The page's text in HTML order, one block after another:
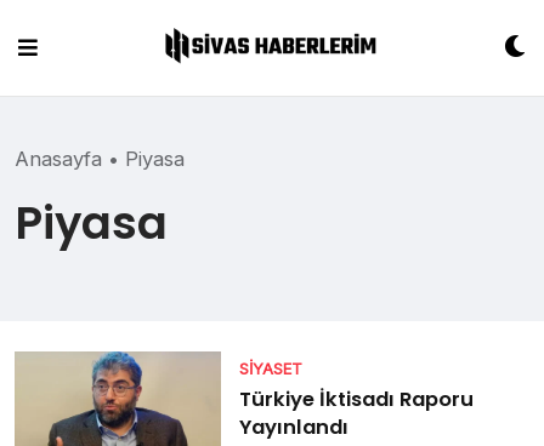
content
Anasayfa • Piyasa
Piyasa
SIYASET
Türkiye İktisadı Raporu
Yayınlandı